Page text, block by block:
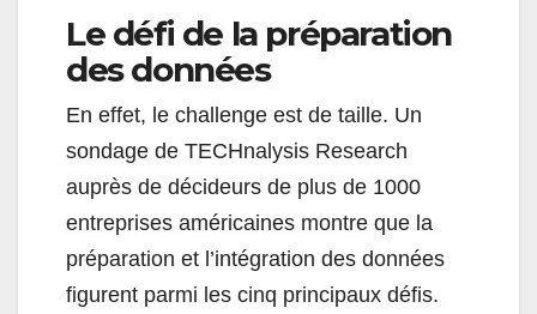
Le défi de la préparation
des données
En effet, le challenge est de taille. Un
sondage de TECHnalysis Research
auprès de décideurs de plus de 1000
entreprises américaines montre que la
préparation et l’intégration des données
figurent parmi les cinq principaux défis.